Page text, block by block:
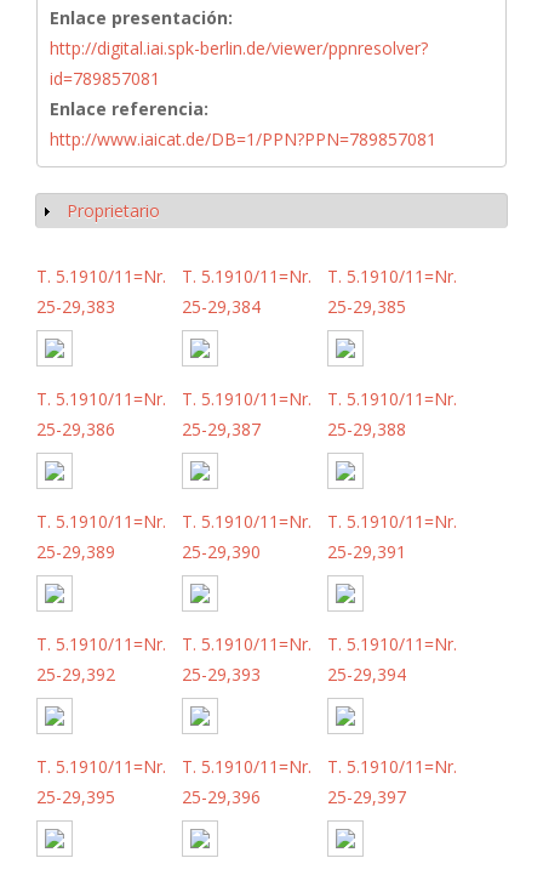
Enlace presentación:
http://digital.iai.spk-berlin.de/viewer/ppnresolver?
id=789857081
Enlace referencia:
http://www.iaicat.de/DB=1/PPN?PPN=789857081
Mostrar
Proprietario
T. 5.1910/11=Nr.
25-29,383
T. 5.1910/11=Nr.
25-29,384
T. 5.1910/11=Nr.
25-29,385
T. 5.1910/11=Nr.
25-29,386
T. 5.1910/11=Nr.
25-29,387
T. 5.1910/11=Nr.
25-29,388
T. 5.1910/11=Nr.
25-29,389
T. 5.1910/11=Nr.
25-29,390
T. 5.1910/11=Nr.
25-29,391
T. 5.1910/11=Nr.
25-29,392
T. 5.1910/11=Nr.
25-29,393
T. 5.1910/11=Nr.
25-29,394
T. 5.1910/11=Nr.
25-29,395
T. 5.1910/11=Nr.
25-29,396
T. 5.1910/11=Nr.
25-29,397